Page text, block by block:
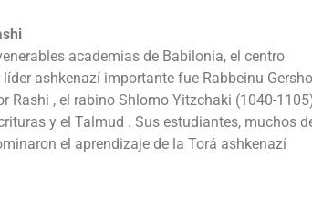
academias de Babilonia, el centro
ashkenazí importante fue Rabbeinu
Rashi , el rabino Shlomo Yitzchaki (1040-
y el Talmud . Sus estudiantes, muchos
el aprendizaje de la Torá ashkenazí